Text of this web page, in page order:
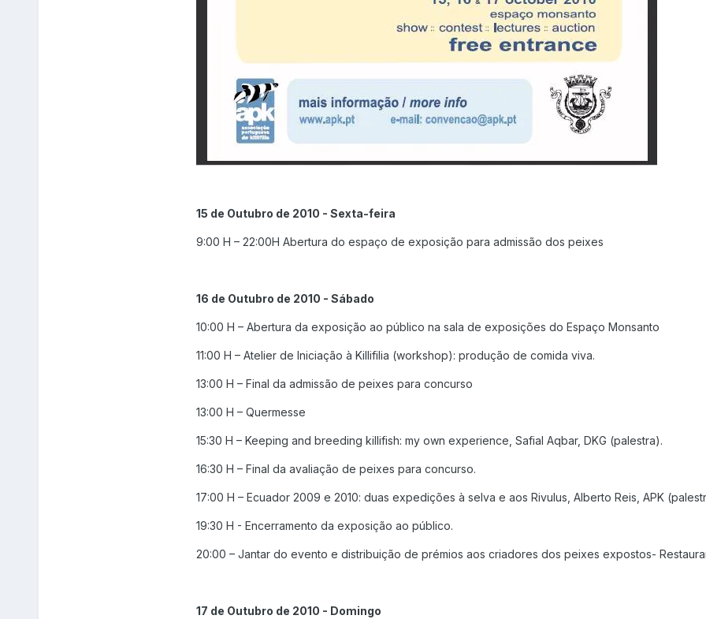
15 de Outubro de 2010 - Sexta-feira
9:00 H – 22:00H Abertura do espaço de exposição para admissão dos peixes
16 de Outubro de 2010 - Sábado
10:00 H – Abertura da exposição ao público na sala de exposições do Espaço Monsanto
11:00 H – Atelier de Iniciação à Killifilia (workshop): produção de comida viva.
13:00 H – Final da admissão de peixes para concurso
13:00 H – Quermesse
15:30 H – Keeping and breeding killifish: my own experience, Safial Aqbar, DKG (palestra).
16:30 H – Final da avaliação de peixes para concurso.
17:00 H – Ecuador 2009 e 2010: duas expedições à selva e aos Rivulus, Alberto Reis, APK
19:30 H - Encerramento da exposição ao público.
20:00 – Jantar do evento e distribuição de prémios aos criadores dos peixes expostos-
17 de Outubro de 2010 - Domingo